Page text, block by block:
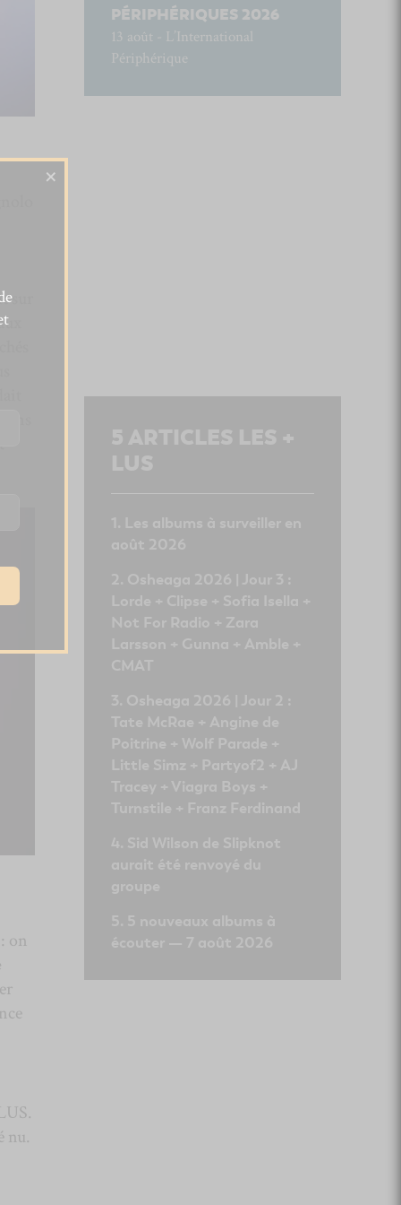
on
nu.
PÉRIPHÉRIQUES 2026
13 août - L’International
Périphérique
×